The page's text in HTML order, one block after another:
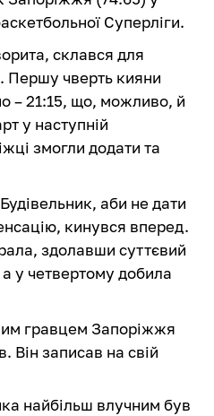
Суперліги.
склався для
Першу чверть кияни
– 21:15, що, можливо, й
у наступній
змогли додати та
аби не дати
кинувся вперед.
здолавши суттєвий
а у четвертому добила
гравцем Запоріжжя
Він записав на свій
найбільш влучним був